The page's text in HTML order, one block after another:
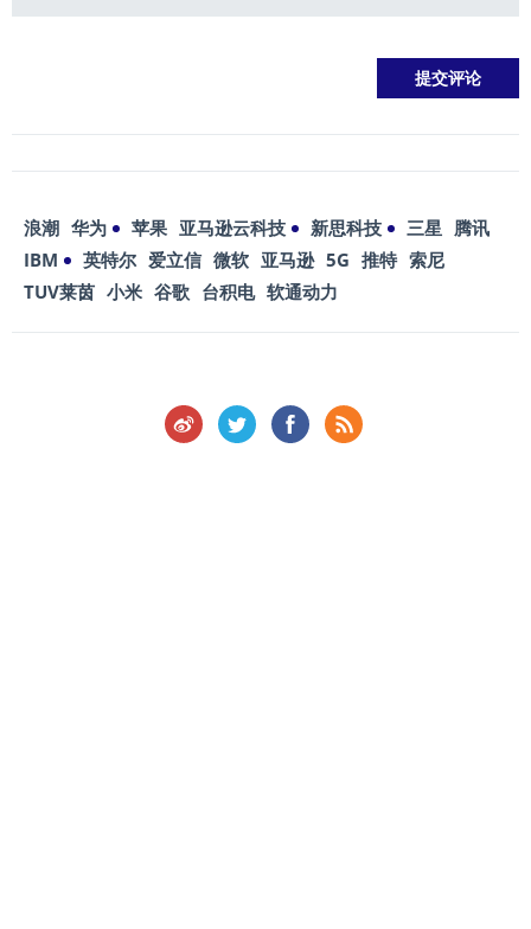
浪潮 华为 苹果 亚马逊云科技 新思科技 三星 腾讯
IBM
英特尔 爱立信 微软 亚马逊 5G 推特 索尼
TUV莱茵 小米 谷歌 台积电 软通动力